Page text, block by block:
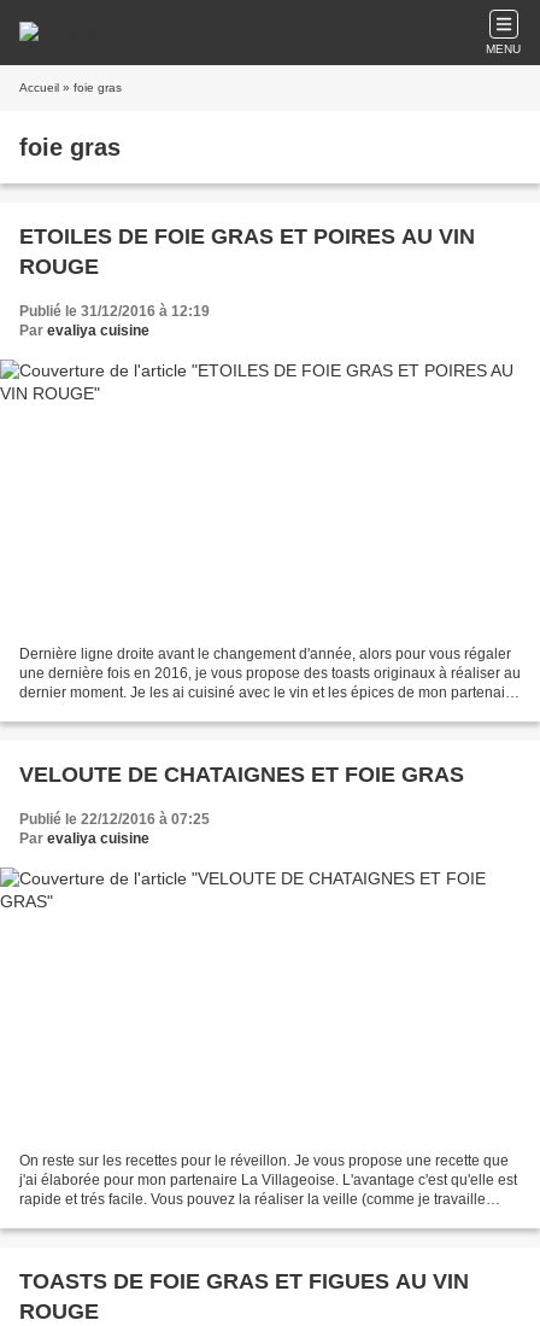
MENU
Accueil » foie gras
foie gras
ETOILES DE FOIE GRAS ET POIRES AU VIN
ROUGE
Publié le 31/12/2016 à 12:19
Par evaliya cuisine
Dernière ligne droite avant le changement d'année, alors pour vous régaler
une dernière fois en 2016, je vous propose des toasts originaux à réaliser au
dernier moment. Je les ai cuisiné avec le vin et les épices de mon partenaire
VELOUTE DE CHATAIGNES ET FOIE GRAS
Publié le 22/12/2016 à 07:25
Par evaliya cuisine
On reste sur les recettes pour le réveillon. Je vous propose une recette que
j'ai élaborée pour mon partenaire La Villageoise. L'avantage c'est qu'elle est
rapide et trés facile. Vous pouvez la réaliser la veille (comme je travaille
TOASTS DE FOIE GRAS ET FIGUES AU VIN
ROUGE